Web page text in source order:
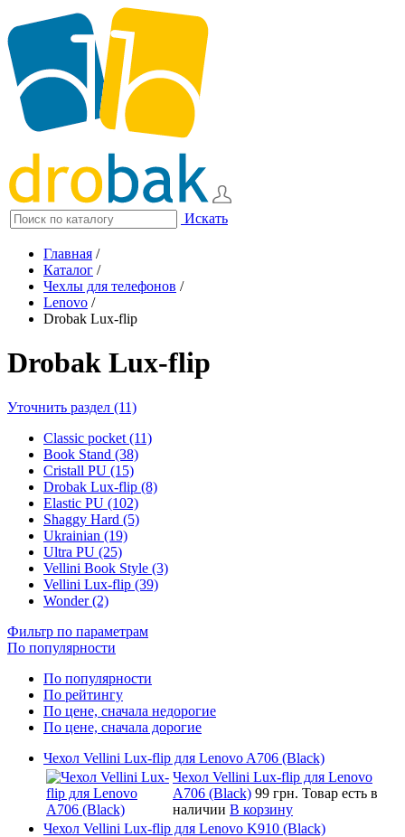
Искать
Главная /
Каталог /
Чехлы для телефонов /
Lenovo /
Drobak Lux-flip
Drobak Lux-flip
Уточнить раздел (11)
Classic pocket (11)
Book Stand (38)
Cristall PU (15)
Drobak Lux-flip (8)
Elastic PU (102)
Shaggy Hard (5)
Ukrainian (19)
Ultra PU (25)
Vellini Book Style (3)
Vellini Lux-flip (39)
Wonder (2)
Фильтр по параметрам
По популярности
По популярности
По рейтингу
По цене, сначала недорогие
По цене, сначала дорогие
Чехол Vellini Lux-flip для Lenovo A706 (Black)
Чехол Vellini Lux-flip для Lenovo
A706 (Black) 99 грн. Товар есть в
наличии В корзину
Чехол Vellini Lux-flip для Lenovo K910 (Black)